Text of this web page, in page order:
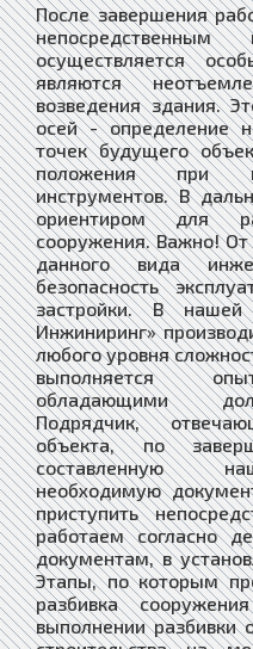
После завершения
непосредственным
осуществляется
являются
возведения здания.
осей - определение
точек будущего
положения при
инструментов. В
ориентиром для
сооружения. Важно! От
данного вида
безопасность
застройки. В
Инжиниринг»
любого уровня
выполняется
обладающими
Подрядчик,
объекта, по
составленную
необходимую
приступить
работаем согласно
документам, в
Этапы, по которым
разбивка
выполнении разбивки